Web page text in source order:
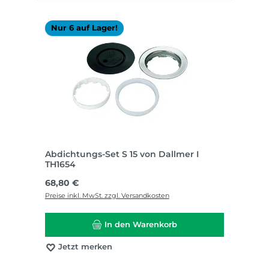
Nur 6 auf Lager!
Abdichtungs-Set S 15 von Dallmer I
TH1654
Regulärer Preis:
68,80 €
Preise inkl. MwSt. zzgl. Versandkosten
In den Warenkorb
Jetzt merken